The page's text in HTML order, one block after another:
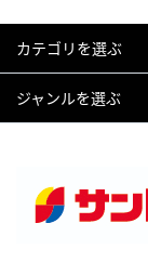
カテゴリを選ぶ
ジャンルを選ぶ